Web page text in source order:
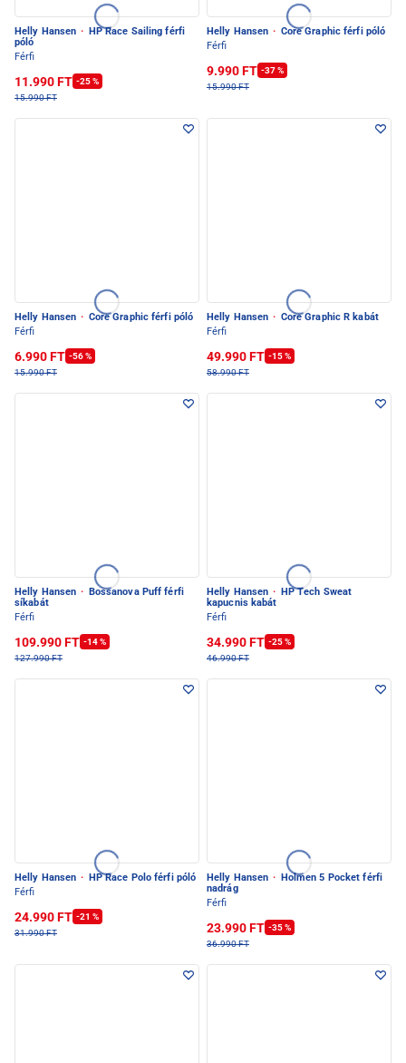
Helly Hansen ·
HP Race Sailing férfi
póló
Férfi
11.990 FT -25 %
15.990 FT
Helly Hansen · Core Graphic férfi póló
Férfi
9.990 FT -37 %
15.990 FT
Helly Hansen · Core Graphic férfi póló
Férfi
6.990 FT -56 %
15.990 FT
Helly Hansen · Core Graphic R kabát
Férfi
49.990 FT -15 %
58.990 FT
Helly Hansen ·
Bossanova Puff férfi
síkabát
Férfi
109.990 FT -14 %
127.990 FT
Helly Hansen ·
HP Tech Sweat
kapucnis kabát
Férfi
34.990 FT -25 %
46.990 FT
Helly Hansen ·
HP Race Polo férfi póló
Férfi
24.990 FT -21 %
31.990 FT
Helly Hansen ·
Holmen 5 Pocket férfi
nadrág
Férfi
23.990 FT -35 %
36.990 FT